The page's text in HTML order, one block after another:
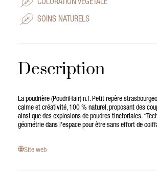
COLORATION VÉGÉTALE
SOINS NATURELS
Description
La poudrière (PoudriHair) n.f. Petit repère
calme et créativité, 100 % naturel, proposant des
ainsi que des explosions de poudres tinctoriales.
géométrie dans l’espace pour être sans effort de
Site web